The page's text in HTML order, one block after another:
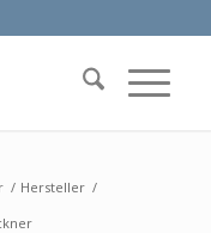
/ Hersteller /